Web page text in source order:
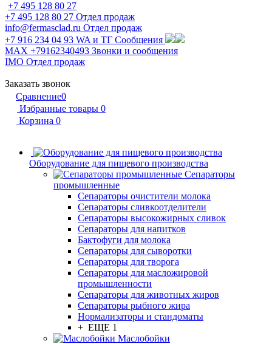
+7 495 128 80 27
+7 495 128 80 27 Отдел продаж
info@fermasclad.ru Отдел продаж
+7 916 234 04 93 WA и ТГ Сообщения
MAX +79162340493 Звонки и сообщения
IMO Отдел продаж
Заказать звонок
Сравнение0
Избранные товары 0
Корзина 0
Оборудование для пищевого производства
Сепараторы
промышленные
Сепараторы очистители молока
Сепараторы сливкоотделители
Сепараторы высокожирных сливок
Сепараторы для напитков
Бактофуги для молока
Сепараторы для сыворотки
Сепараторы для творога
Сепараторы для масложировой
промышленности
Сепараторы для животных жиров
Сепараторы рыбного жира
Нормализаторы и стандоматы
+ ЕЩЕ 1
Маслобойки